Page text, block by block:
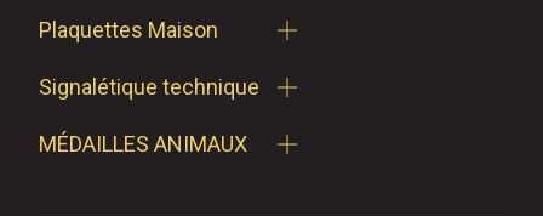
Plaquettes Maison
Signalétique technique
MÉDAILLES ANIMAUX